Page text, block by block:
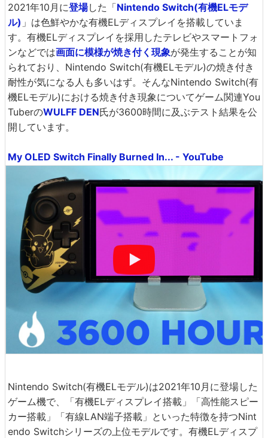
2021年10月に登場した「Nintendo Switch(有機ELモデ
ル) 」は色鮮やかな有機ELディスプレイを搭載していま
す。有機ELディスプレイを採用したテレビやスマートフォ
ンなどでは画面に模様が焼き付く現象が発生することが知
られており、Nintendo Switch(有機ELモデル)の焼き付き
耐性が気になる人も多いはず。そんなNintendo Switch(有
機ELモデル)における焼き付き現象についてゲーム関連You
TuberのWULFF DEN氏が3600時間に及ぶテスト結果を公
開しています。
My OLED Switch Finally Burned In... - YouTube
Nintendo Switch(有機ELモデル)は2021年10月に登場した
ゲーム機で、「有機ELディスプレイ搭載」「高性能スピー
カー搭載」「有線LAN端子搭載」といった特徴を持つNint
endo Switchシリーズの上位モデルです。有機ELディスプ